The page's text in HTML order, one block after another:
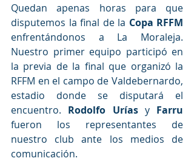
Quedan apenas horas para que
disputemos la final de la
enfrentándonos a La Moraleja.
Nuestro primer equipo participó en
la previa de la final que organizó la
RFFM en el campo de Valdebernardo,
estadio donde se disputará el
encuentro. Rodolfo Urías y
fueron los representantes de
nuestro club ante los medios de
comunicación.